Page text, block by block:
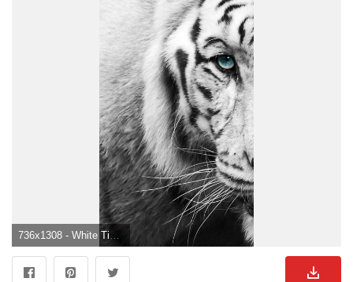
736x1308 - White Tiger. Black and white wallpaper iphone, Tiger wallpaper, White wallpaper for iphone. Weißer Tiger Hintergrundbild für Handy.